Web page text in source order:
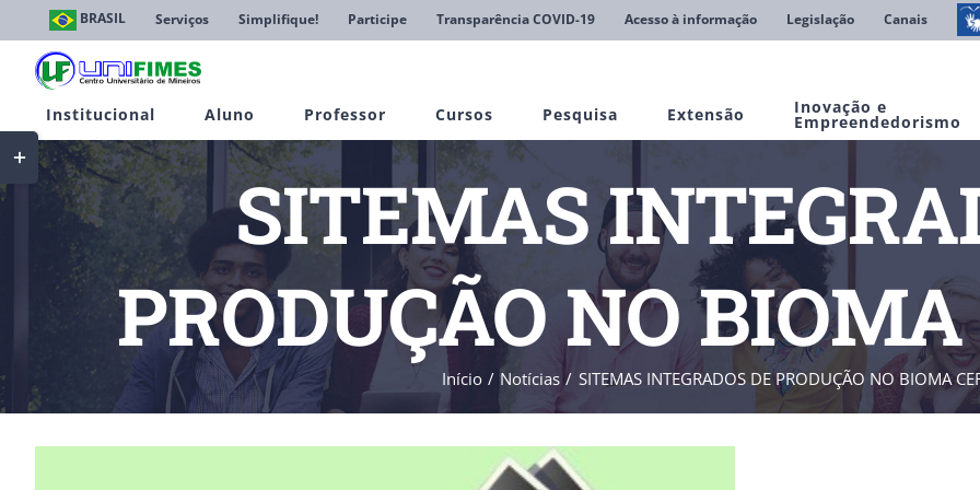
conteúdo
BRASIL Serviços Simplifique! Participe Transparência COVID-19 Acesso à informação Legislação Canais
Institucional Aluno Professor Cursos Pesquisa Extensão Inovação e
Empreendedorismo
SITEMAS
PRODUÇÃO NO
Início Notícias SITEMAS INTEGRADOS DE PRODUÇÃO NO BIOMA
Toggle
Sliding
Bar